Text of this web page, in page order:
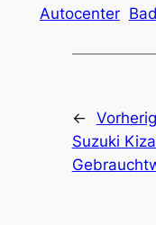
Autocenter
←
Suzuki